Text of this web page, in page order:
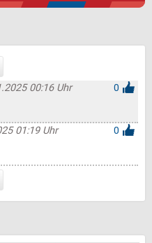
00:16 Uhr
0
01:19 Uhr
0